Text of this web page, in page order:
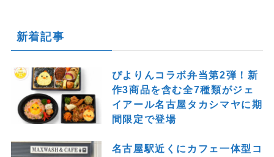
新着記事
ぴよりんコラボ弁当第2弾！新
作3商品を含む全7種類がジェ
イアール名古屋タカシマヤに期
間限定で登場
名古屋駅近くにカフェ一体型コ